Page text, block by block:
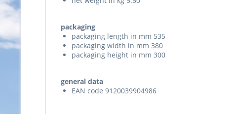
packaging
packaging length in mm 535
packaging width in mm 380
packaging height in mm 300
general data
EAN code 9120039904986